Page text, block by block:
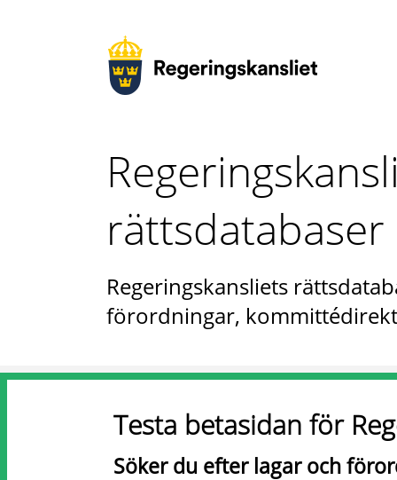
rättsdatabaser
Regeringskansliets
förordningar,
Testa betasidan för
Söker du efter lagar och